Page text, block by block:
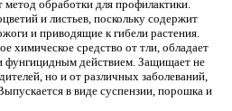
метод обработки для профилактики.
и листьев, поскольку содержит
и приводящие к гибели растения.
химическое средство от тли, обладает
фунгицидным действием. Защищает не
но и от различных заболеваний,
в виде суспензии, порошка и